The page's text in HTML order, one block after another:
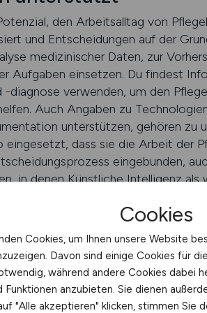
den Arbeitsalltag von
und Entscheidungen auf der
medizinischer Daten, zur
Aufgaben einsetzen. Du findest
-diagnose verwenden, um den
Auch Angaben zu
unterstützen, gehören zu
eingesetzt, dass sie die Arbeit der
eingebunden,
in denen Künstliche Intelligenz
und präzise zu erledigen.
finden
Zugang zu
Cookies
Cookies, um Ihnen unsere Website
Davon sind einige Cookies für
während andere Cookies dabei
Funktionen anzubieten. Sie dienen
"Alle akzeptieren" klicken, stimmen Sie